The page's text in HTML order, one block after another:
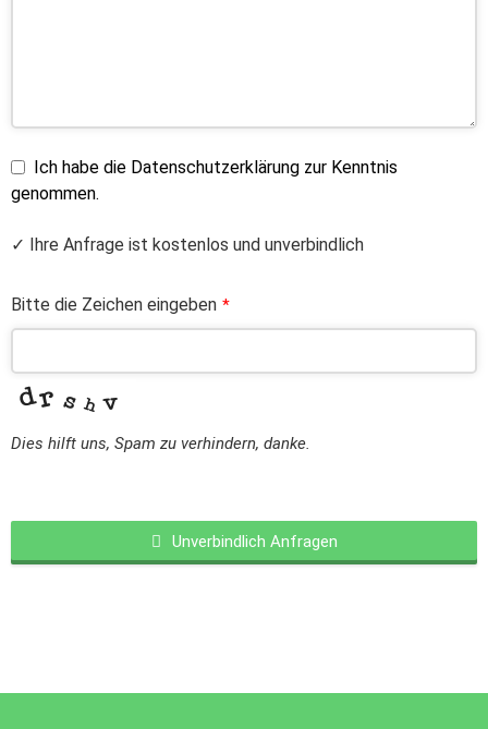
Ich habe die Datenschutzerklärung zur Kenntnis
genommen.
✓ Ihre Anfrage ist kostenlos und unverbindlich
Bitte die Zeichen eingeben *
Dies hilft uns, Spam zu verhindern, danke.
Unverbindlich Anfragen
left